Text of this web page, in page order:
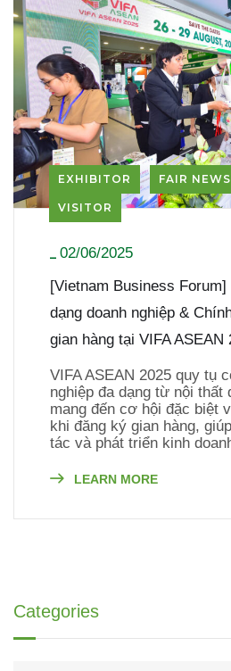
EXHIBITOR FAIR NEWS
VISITOR
_ 02/06/2025
[Vietnam Business Forum]
dạng doanh nghiệp &
gian hàng tại VIFA ASEAN
VIFA ASEAN 2025 quy tụ
nghiệp đa dạng từ nội thất
mang đến cơ hội đặc biệt
khi đăng ký gian hàng,
tác và phát triển kinh
LEARN MORE
Categories